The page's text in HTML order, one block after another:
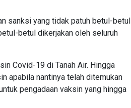
sanksi yang tidak patuh betul-betul
betul dikerjakan oleh seluruh
Covid-19 di Tanah Air. Hingga
apabila nantinya telah ditemukan
pengadaan vaksin yang hingga